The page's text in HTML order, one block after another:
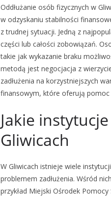
Oddłużanie osób fizycznych w
w odzyskaniu stabilności
z trudnej sytuacji. Jedną z
części lub całości zobowiązań.
takie jak wykazanie braku
metodą jest negocjacja z
zadłużenia na korzystniejszych
finansowym, które oferują pomoc
Jakie
Gliwicach
W Gliwicach istnieje wiele
problemem zadłużenia. Wśród
przykład Miejski Ośrodek